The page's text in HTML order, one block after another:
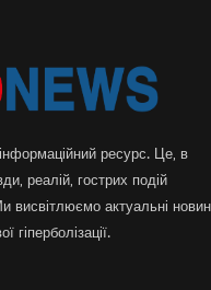
ресурс. Це, в
реалій, гострих подій
висвітлюємо актуальні
гіперболізації.